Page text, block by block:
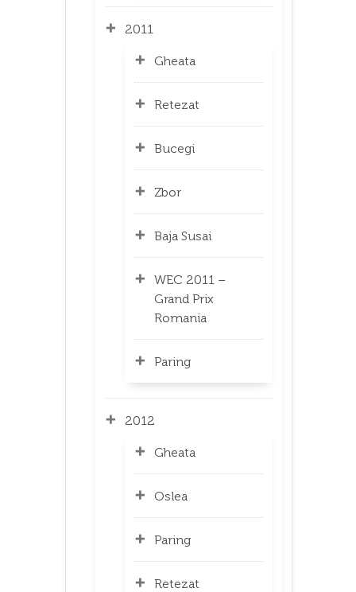
2011
Gheata
Retezat
Bucegi
Zbor
Baja Susai
WEC 2011 –
Grand Prix
Romania
Paring
2012
Gheata
Oslea
Paring
Retezat